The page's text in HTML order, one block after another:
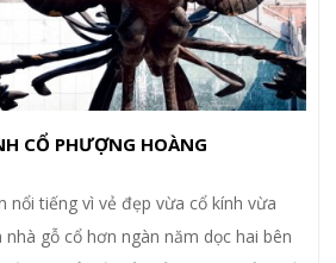
CỔ PHƯỢNG HOÀNG
nổi tiếng vì vẻ đẹp vừa cổ kính vừa
gỗ cổ hơn ngàn năm dọc hai bên